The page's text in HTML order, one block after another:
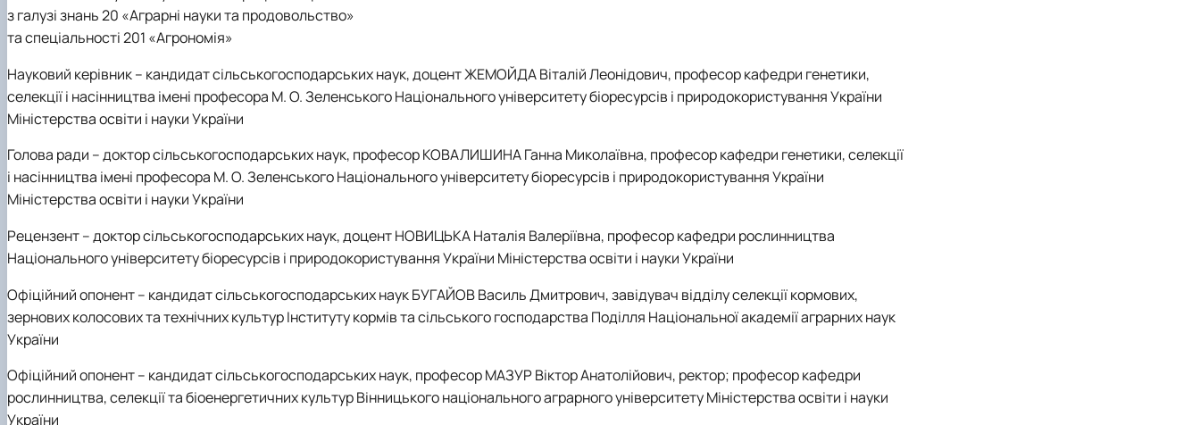
з галузі знань 20 «Аграрні науки та продовольство»
та спеціальності 201 «Агрономія»
Науковий керівник– кандидат сільськогосподарських наук, доцент ЖЕМОЙДА Віталій Леонідович, професор кафедри генетики,
селекції і насінництва імені професора М. О. Зеленського Національного університету біоресурсів і природокористування України
Міністерства освіти і науки України
Голова ради – доктор сільськогосподарських наук, професор КОВАЛИШИНА Ганна Миколаївна, професор кафедри генетики, селекції
і насінництва імені професора М. О. Зеленського Національного університету біоресурсів і природокористування України
Міністерства освіти і науки України
Рецензент– доктор сільськогосподарських наук, доцент НОВИЦЬКА Наталія Валеріївна, професор кафедри рослинництва
Національного університету біоресурсів і природокористування України Міністерства освіти і науки України
Офіційний опонент– кандидат сільськогосподарських наук БУГАЙОВ Василь Дмитрович, завідувач відділу селекції кормових,
зернових колосових та технічних культур Інституту кормів та сільського господарства Поділля Національної академії аграрних наук
України
Офіційний опонент– кандидат сільськогосподарських наук, професор МАЗУР Віктор Анатолійович, ректор; професор кафедри
рослинництва, селекції та біоенергетичних культур Вінницького національного аграрного університету Міністерства освіти і науки
України